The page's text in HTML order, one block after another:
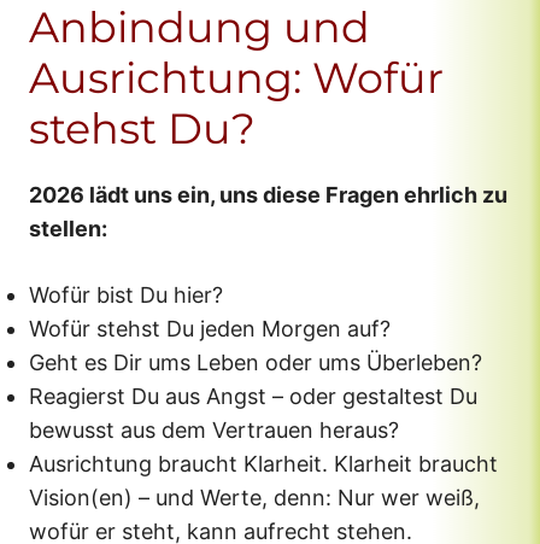
Anbindung und
Ausrichtung: Wofür
stehst Du?
2026 lädt uns ein, uns diese Fragen ehrlich zu
stellen:
Wofür bist Du hier?
Wofür stehst Du jeden Morgen auf?
Geht es Dir ums Leben oder ums Überleben?
Reagierst Du aus Angst – oder gestaltest Du
bewusst aus dem Vertrauen heraus?
Ausrichtung braucht Klarheit. Klarheit braucht
Vision(en) – und Werte, denn: Nur wer weiß,
wofür er steht, kann aufrecht stehen.